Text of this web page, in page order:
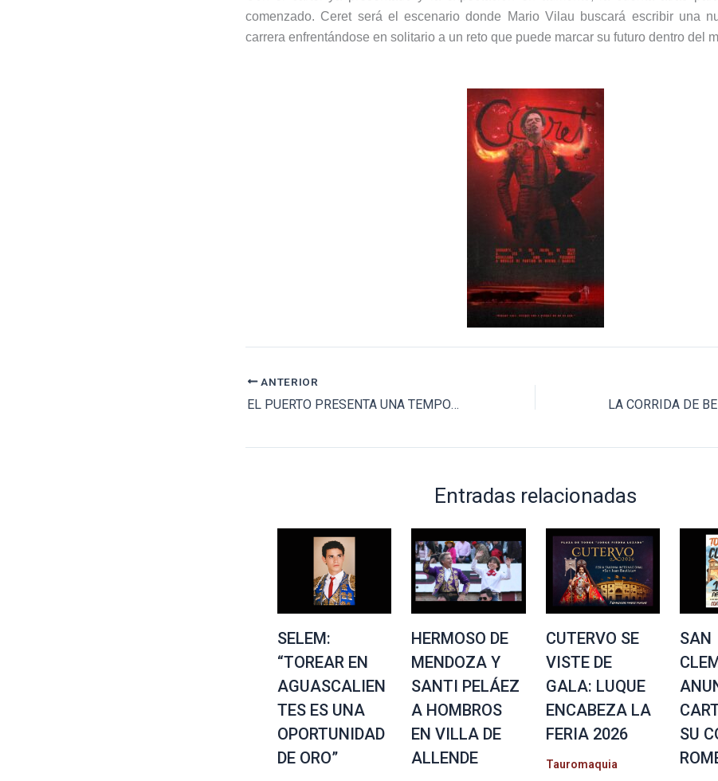
comenzado. Ceret será el escenario donde Mario Vilau buscará escribir una
carrera enfrentándose en solitario a un reto que puede marcar su futuro dentro del
ANTERIOR
EL PUERTO PRESENTA UNA TEMPORADA DE VERANO HISTÓRICA CON MORANTE COMO GRAN PROTAGONISTA
Entradas relacionadas
SELEM:
“TOREAR EN
AGUASCALIEN
TES ES UNA
OPORTUNIDAD
DE ORO”
HERMOSO DE
MENDOZA Y
SANTI PELÁEZ
A HOMBROS
EN VILLA DE
ALLENDE
CUTERVO SE
VISTE DE
GALA: LUQUE
ENCABEZA LA
FERIA 2026
Tauromaquia
SAN
SU